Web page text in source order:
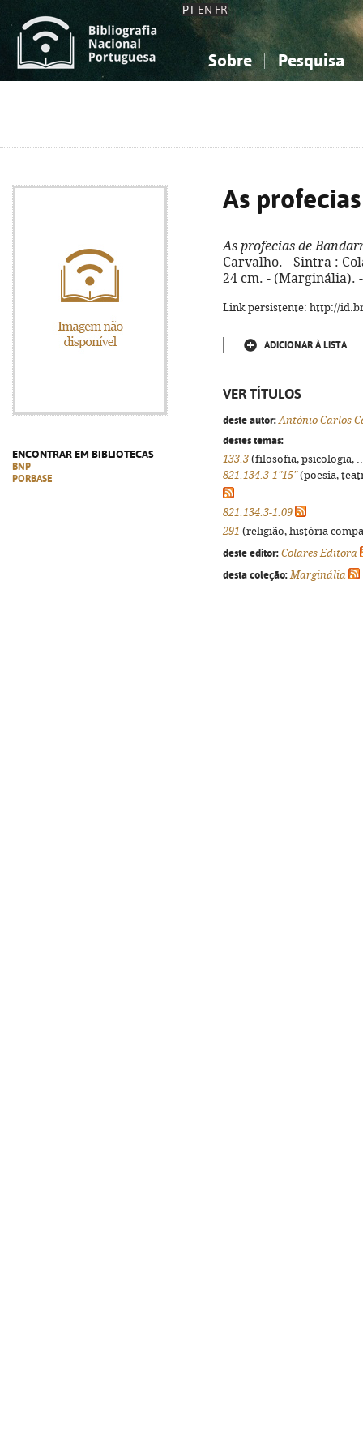
PT EN FR
Sobre Pesquisa
ENCONTRAR EM BIBLIOTECAS
BNP
PORBASE
As
As profecias de
Carvalho. - Sintra :
24 cm. - (Marginália).
Link persistente: http://
ADICIONAR À LISTA
VER TÍTULOS
deste autor: António Carlos
destes temas:
133.3 (filosofia, psicologia,
821.134.3-1"15"(poesia,
821.134.3-1.09
291 (religião, história
deste editor: Colares Editora
desta coleção: Marginália